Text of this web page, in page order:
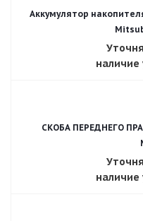
Аккумулятор
СКОБА ПЕРЕДНЕГО